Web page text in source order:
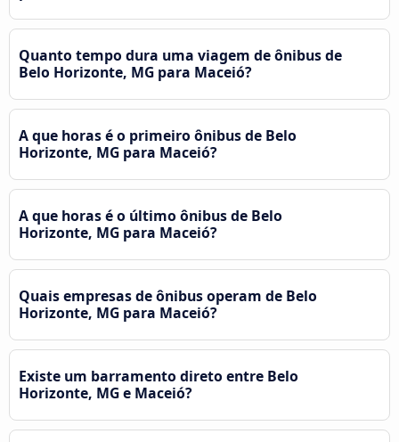
Quanto tempo dura uma viagem de ônibus de
Belo Horizonte, MG para Maceió?
A que horas é o primeiro ônibus de Belo
Horizonte, MG para Maceió?
A que horas é o último ônibus de Belo
Horizonte, MG para Maceió?
Quais empresas de ônibus operam de Belo
Horizonte, MG para Maceió?
Existe um barramento direto entre Belo
Horizonte, MG e Maceió?